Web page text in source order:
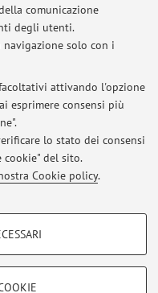
comunicazione
degli utenti.
solo con i
attivando l'opzione
esprimere consensi più
lo stato dei consensi
cookie" del sito.
Cookie policy.
di veicoli"
Ing. Mirko
avvisi.
del sito.